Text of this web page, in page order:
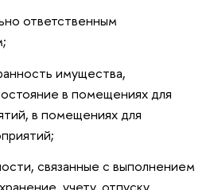
ответственным
имущества,
в помещениях для
в помещениях для
связанные с выполнением